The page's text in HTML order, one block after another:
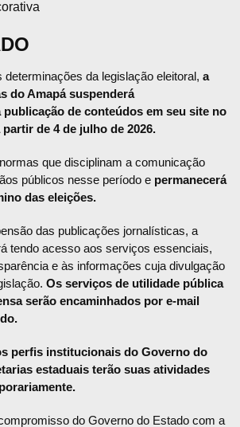
da legislação eleitoral, a
do Amapá suspenderá
de conteúdos em seu site no
de 4 de julho de 2026.
que disciplinam a comunicação
públicos nesse período e permanecerá
das eleições.
das publicações jornalísticas, a
tendo acesso aos serviços essenciais,
e às informações cuja divulgação
Os serviços de utilidade pública
serão encaminhados por e-mail
perfis institucionais do Governo do
estaduais terão suas atividades
do Governo do Estado com a